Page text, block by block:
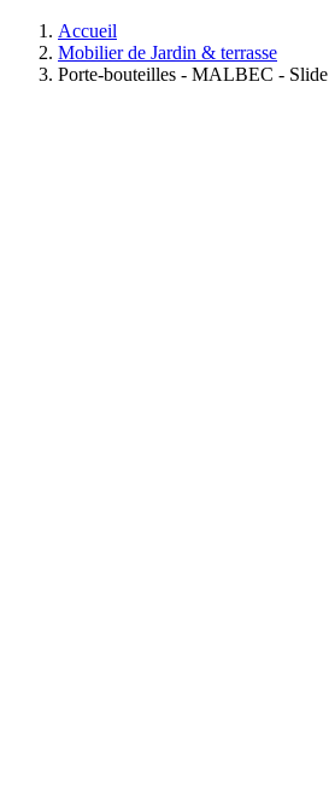
Accueil
Mobilier de Jardin & terrasse
Porte-bouteilles - MALBEC - Slide